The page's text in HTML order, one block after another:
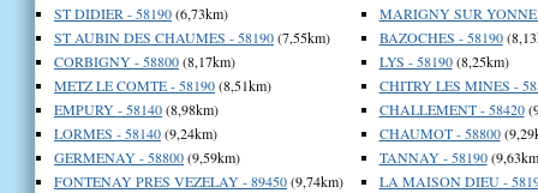
ST DIDIER - 58190(6,73km)
ST AUBIN DES CHAUMES - 58190(7,55km)
CORBIGNY - 58800(8,17km)
METZ LE COMTE - 58190(8,51km)
EMPURY - 58140(8,98km)
LORMES - 58140(9,24km)
GERMENAY - 58800(9,59km)
FONTENAY PRES VEZELAY - 89450(9,74km)
MARIGNY SUR YONNE
BAZOCHES - 58190
LYS - 58190(8,25km)
CHITRY LES MINES -
CHALLEMENT - 58420
CHAUMOT - 58800
TANNAY - 58190
LA MAISON DIEU -